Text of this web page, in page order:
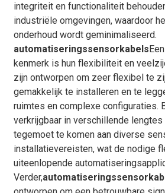
integriteit en functionaliteit
industriële omgevingen, waardoor
onderhoud wordt geminimaliseerd.
automatiseringssensorkabels
kenmerk is hun flexibiliteit en
zijn ontworpen om zeer flexibel te
gemakkelijk te installeren en te
ruimtes en complexe configuraties.
verkrijgbaar in verschillende
tegemoet te komen aan diverse
installatievereisten, wat de nodige
uiteenlopende
Verder,